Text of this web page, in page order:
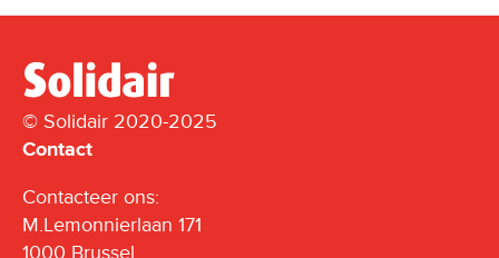
© Solidair 2020-2025
Contact
Contacteer ons:
M.Lemonnierlaan 171
1000 Brussel